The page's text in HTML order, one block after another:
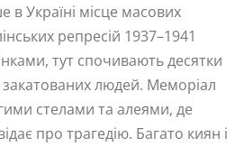
Україні місце масових
репресій 1937–1941
тут спочивають десятки
закатованих людей. Меморіал
стелами та алеями, де
про трагедію. Багато киян і